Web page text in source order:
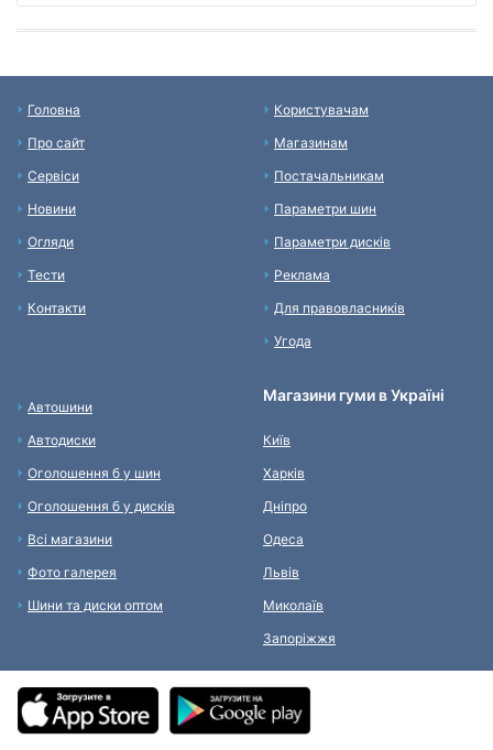
Головна
Про сайт
Сервіси
Новини
Огляди
Тести
Контакти
Користувачам
Магазинам
Постачальникам
Параметри шин
Параметри дисків
Реклама
Для правовласників
Угода
Автошини
Автодиски
Оголошення б у шин
Оголошення б у дисків
Всі магазини
Фото галерея
Шини та диски оптом
Магазини гуми в Україні
Київ
Харків
Дніпро
Одеса
Львів
Миколаїв
Запоріжжя